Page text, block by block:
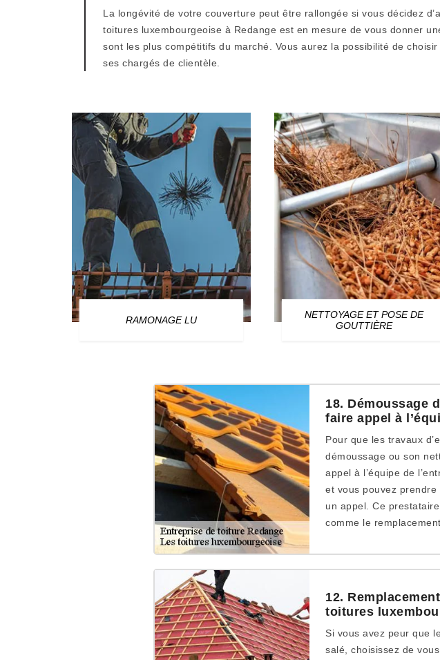
La longévité de votre couverture peut être rallongée si vous décidez
toitures luxembourgeoise à Redange est en mesure de vous donner
sont les plus compétitifs du marché. Vous aurez la possibilité de
ses chargés de clientèle.
RAMONAGE LU
NETTOYAGE ET POSE DE
GOUTTIÈRE
18. Démoussage
faire appel à
Pour que les travaux
démoussage ou son
appel à l’équipe de
et vous pouvez
un appel. Ce
comme le
12.
toitures
Si vous avez peur que
salé, choisissez de